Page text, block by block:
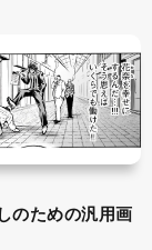
のための汎用画